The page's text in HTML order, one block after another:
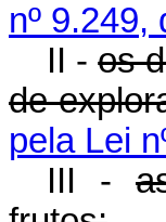
nº 9.249,
II -os
de
pela Lei
III -